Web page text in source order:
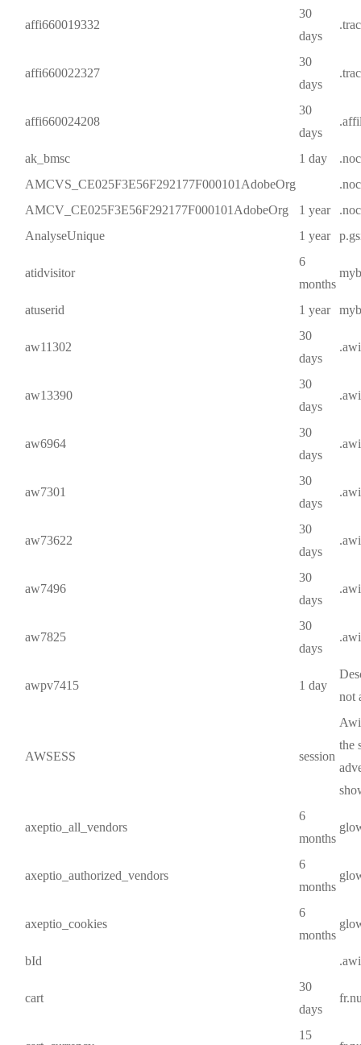
affi660019332
30
days
affi660022327
30
days
affi660024208
30
days
ak_bmsc 1 day
AMCVS_CE025F3E56F292177F000101AdobeOrg
AMCV_CE025F3E56F292177F000101AdobeOrg
1 year
AnalyseUnique
1 year
atidvisitor
6
months
atuserid 1 year
aw11302
30
days
aw13390
30
days
aw6964
30
days
aw7301
30
days
aw73622
30
days
aw7496
30
days
aw7825
30
days
awpv7415 1 day
not
AWSESS session
the
axeptio_all_vendors
6
months
axeptio_authorized_vendors
6
months
axeptio_cookies
6
months
bId
cart
30
days
15